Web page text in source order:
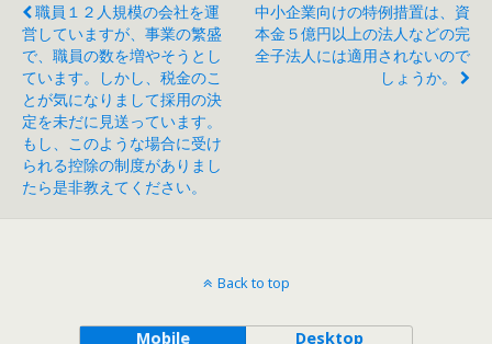
職員１２人規模の会社を運
営していますが、事業の繁盛
で、職員の数を増やそうとし
ています。しかし、税金のこ
とが気になりまして採用の決
定を未だに見送っています。
もし、このような場合に受け
られる控除の制度がありまし
たら是非教えてください。
中小企業向けの特例措置は、資
本金５億円以上の法人などの完
全子法人には適用されないので
しょうか。
Back to top
Mobile Desktop